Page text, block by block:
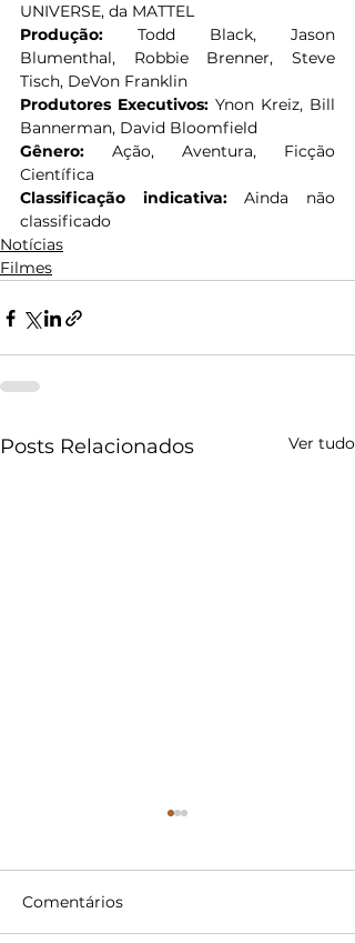
UNIVERSE, da MATTEL
Produção: Todd Black, Jason
Blumenthal, Robbie Brenner, Steve
Tisch, DeVon Franklin
Produtores Executivos: Ynon Kreiz, Bill
Bannerman, David Bloomfield
Gênero: Ação, Aventura, Ficção
Científica
Classificação indicativa: Ainda não
classificado
Notícias
Filmes
Posts Relacionados Ver tudo
Comentários